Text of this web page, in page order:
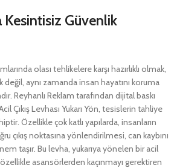
Güvenlik
olası tehlikelere karşı hazırlıklı olmak,
değil, aynı zamanda insan hayatını koruma
Reyhanlı Reklam tarafından dijital baskı
Çıkış Levhası Yukarı Yön, tesislerin tahliye
Özellikle çok katlı yapılarda, insanların
çıkış noktasına yönlendirilmesi, can kaybını
taşır. Bu levha, yukarıya yönelen bir acil
özellikle asansörlerden kaçınmayı gerektiren